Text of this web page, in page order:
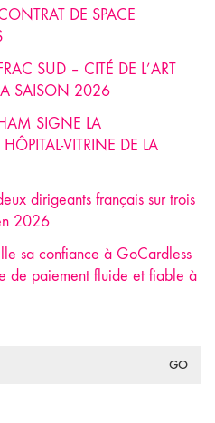
DE SPACE
SUD – CITÉ DE L’ART
SAISON 2026
SIGNE LA
VITRINE DE LA
dirigeants français sur trois
2026
sa confiance à GoCardless
de paiement fluide et fiable à